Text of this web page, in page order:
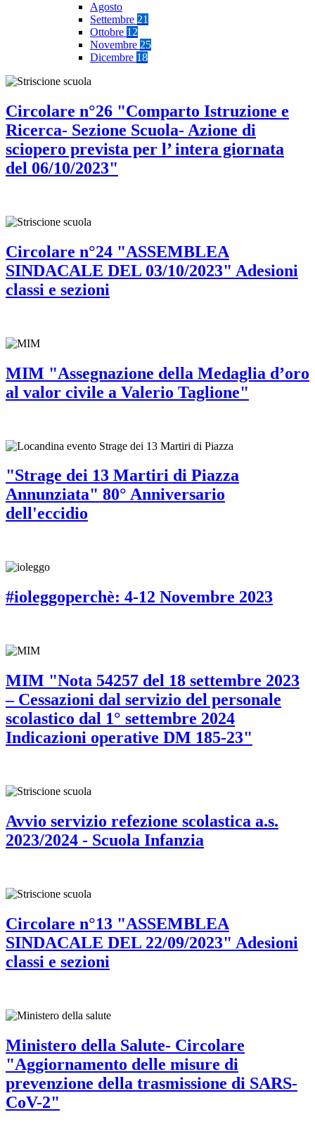
Agosto
Settembre 21
Ottobre 12
Novembre 25
Dicembre 18
Circolare n°26 "Comparto Istruzione e
Ricerca- Sezione Scuola- Azione di
sciopero prevista per l’ intera giornata
del 06/10/2023"
Circolare n°24 "ASSEMBLEA
SINDACALE DEL 03/10/2023" Adesioni
classi e sezioni
MIM "Assegnazione della Medaglia d’oro
al valor civile a Valerio Taglione"
"Strage dei 13 Martiri di Piazza
Annunziata" 80° Anniversario
dell'eccidio
#ioleggoperchè: 4-12 Novembre 2023
MIM "Nota 54257 del 18 settembre 2023
– Cessazioni dal servizio del personale
scolastico dal 1° settembre 2024
Indicazioni operative DM 185-23"
Avvio servizio refezione scolastica a.s.
2023/2024 - Scuola Infanzia
Circolare n°13 "ASSEMBLEA
SINDACALE DEL 22/09/2023" Adesioni
classi e sezioni
Ministero della Salute- Circolare
"Aggiornamento delle misure di
prevenzione della trasmissione di SARS-
CoV-2"